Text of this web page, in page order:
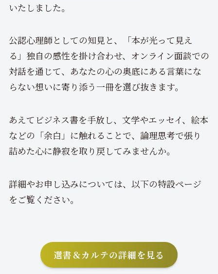
いたしました。
公認心理師としての知見と、「本が光って見え
る」独自の感性を掛け合わせ、オンライン面談での
対話を通じて、あなたの心の奥底にある言葉にな
らない想いに寄り添う一冊を選び抜きます。
あえてビジネス書を手放し、文学やエッセイ、絵本
などの「余白」に触れることで、論理思考で張り
詰めた心に静寂を取り戻してみませんか。
詳細やお申し込みについては、以下の特設ページ
をご覧ください。
選書＆カルテの詳細を見る